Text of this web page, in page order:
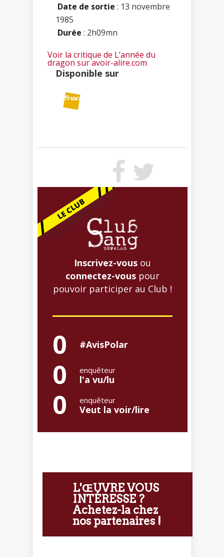
Date de sortie : 13 novembre
1985
Durée : 2h09mn
Voir la critique de L’année du
dragon sur avoir-alire.com
Disponible sur
Inscrivez-vous ou
connectez-vous pour
pouvoir participer au Club !
0 #AvisPolar
0 enquêteur
l'a vu/lu
0 enquêteur
Veut la voir/lire
L'ŒUVRE VOUS
INTÉRESSE ?
Achetez-la chez
nos partenaires !